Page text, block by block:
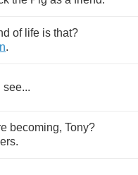
of life is that?
.
see...
becoming, Tony?
.